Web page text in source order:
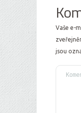
Vaše e-
jsou